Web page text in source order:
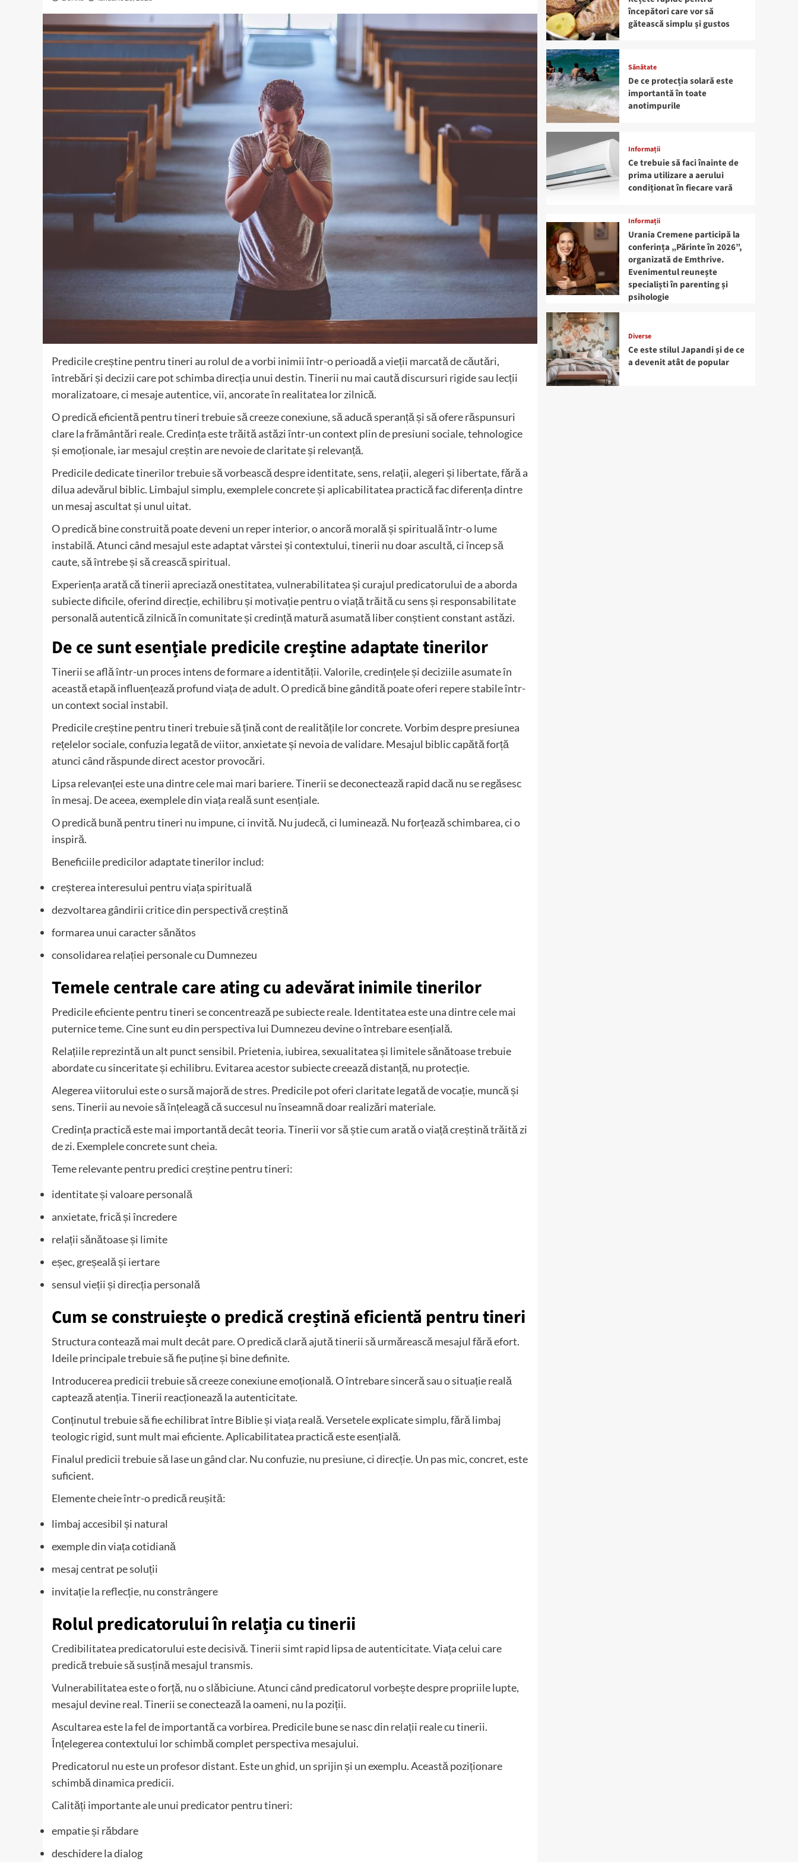
Predicile creștine pentru tineri au rolul de a vorbi inimii într-o perioadă a vieții marcată de căutări,
întrebări și decizii care pot schimba direcția unui destin. Tinerii nu mai caută discursuri rigide sau lecții
moralizatoare, ci mesaje autentice, vii, ancorate în realitatea lor zilnică.
O predică eficientă pentru tineri trebuie să creeze conexiune, să aducă speranță și să ofere răspunsuri
clare la frământări reale. Credința este trăită astăzi într-un context plin de presiuni sociale, tehnologice
și emoționale, iar mesajul creștin are nevoie de claritate și relevanță.
Predicile dedicate tinerilor trebuie să vorbească despre identitate, sens, relații, alegeri și libertate, fără a
dilua adevărul biblic. Limbajul simplu, exemplele concrete și aplicabilitatea practică fac diferența dintre
un mesaj ascultat și unul uitat.
O predică bine construită poate deveni un reper interior, o ancoră morală și spirituală într-o lume
instabilă. Atunci când mesajul este adaptat vârstei și contextului, tinerii nu doar ascultă, ci încep să
caute, să întrebe și să crească spiritual.
Experiența arată că tinerii apreciază onestitatea, vulnerabilitatea și curajul predicatorului de a aborda
subiecte dificile, oferind direcție, echilibru și motivație pentru o viață trăită cu sens și responsabilitate
personală autentică zilnică în comunitate și credință matură asumată liber conștient constant astăzi.
De ce sunt esențiale predicile creștine adaptate tinerilor
Tinerii se află într-un proces intens de formare a identității. Valorile, credințele și deciziile asumate în
această etapă influențează profund viața de adult. O predică bine gândită poate oferi repere stabile într-
un context social instabil.
Predicile creștine pentru tineri trebuie să țină cont de realitățile lor concrete. Vorbim despre presiunea
rețelelor sociale, confuzia legată de viitor, anxietate și nevoia de validare. Mesajul biblic capătă forță
atunci când răspunde direct acestor provocări.
Lipsa relevanței este una dintre cele mai mari bariere. Tinerii se deconectează rapid dacă nu se regăsesc
în mesaj. De aceea, exemplele din viața reală sunt esențiale.
O predică bună pentru tineri nu impune, ci invită. Nu judecă, ci luminează. Nu forțează schimbarea, ci o
inspiră.
Beneficiile predicilor adaptate tinerilor includ:
creșterea interesului pentru viața spirituală
dezvoltarea gândirii critice din perspectivă creștină
formarea unui caracter sănătos
consolidarea relației personale cu Dumnezeu
Temele centrale care ating cu adevărat inimile tinerilor
Predicile eficiente pentru tineri se concentrează pe subiecte reale. Identitatea este una dintre cele mai
puternice teme. Cine sunt eu din perspectiva lui Dumnezeu devine o întrebare esențială.
Relațiile reprezintă un alt punct sensibil. Prietenia, iubirea, sexualitatea și limitele sănătoase trebuie
abordate cu sinceritate și echilibru. Evitarea acestor subiecte creează distanță, nu protecție.
Alegerea viitorului este o sursă majoră de stres. Predicile pot oferi claritate legată de vocație, muncă și
sens. Tinerii au nevoie să înțeleagă că succesul nu înseamnă doar realizări materiale.
Credința practică este mai importantă decât teoria. Tinerii vor să știe cum arată o viață creștină trăită zi
de zi. Exemplele concrete sunt cheia.
Teme relevante pentru predici creștine pentru tineri:
identitate și valoare personală
anxietate, frică și încredere
relații sănătoase și limite
eșec, greșeală și iertare
sensul vieții și direcția personală
Cum se construiește o predică creștină eficientă pentru tineri
Structura contează mai mult decât pare. O predică clară ajută tinerii să urmărească mesajul fără efort.
Ideile principale trebuie să fie puține și bine definite.
Introducerea predicii trebuie să creeze conexiune emoțională. O întrebare sinceră sau o situație reală
captează atenția. Tinerii reacționează la autenticitate.
Conținutul trebuie să fie echilibrat între Biblie și viața reală. Versetele explicate simplu, fără limbaj
teologic rigid, sunt mult mai eficiente. Aplicabilitatea practică este esențială.
Finalul predicii trebuie să lase un gând clar. Nu confuzie, nu presiune, ci direcție. Un pas mic, concret, este
suficient.
Elemente cheie într-o predică reușită:
limbaj accesibil și natural
exemple din viața cotidiană
mesaj centrat pe soluții
invitație la reflecție, nu constrângere
Rolul predicatorului în relația cu tinerii
Credibilitatea predicatorului este decisivă. Tinerii simt rapid lipsa de autenticitate. Viața celui care
predică trebuie să susțină mesajul transmis.
Vulnerabilitatea este o forță, nu o slăbiciune. Atunci când predicatorul vorbește despre propriile lupte,
mesajul devine real. Tinerii se conectează la oameni, nu la poziții.
Ascultarea este la fel de importantă ca vorbirea. Predicile bune se nasc din relații reale cu tinerii.
Înțelegerea contextului lor schimbă complet perspectiva mesajului.
Predicatorul nu este un profesor distant. Este un ghid, un sprijin și un exemplu. Această poziționare
schimbă dinamica predicii.
Calități importante ale unui predicator pentru tineri:
empatie și răbdare
deschidere la dialog
începători care vor să
gătească simplu și gustos
Sănătate
De ce protecția solară este
importantă în toate
anotimpurile
Informații
Ce trebuie să faci înainte de
prima utilizare a aerului
condiționat în fiecare vară
Informații
Urania Cremene participă la
conferința „Părinte în 2026”,
organizată de Emthrive.
Evenimentul reunește
specialiști în parenting și
psihologie
Diverse
Ce este stilul Japandi și de ce
a devenit atât de popular